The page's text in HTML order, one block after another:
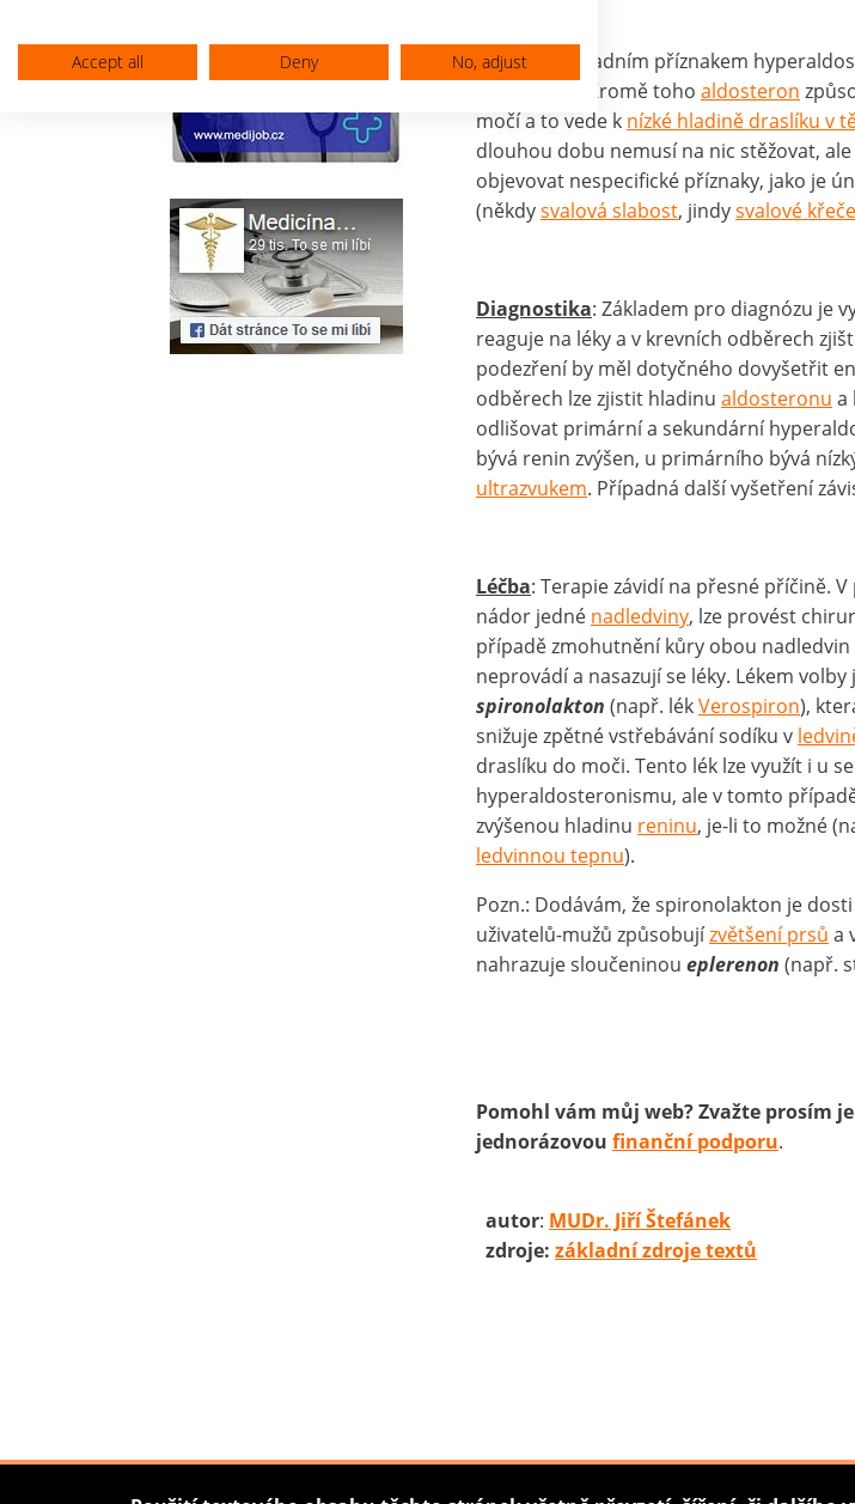
Projevy : Základním příznakem
komplikace. Kromě toho aldosteron
močí a to vede k nízké hladině draslíku v
dlouhou dobu nemusí na nic stěžovat,
objevovat nespecifické příznaky, jako je
(někdysvalová slabost, jindysvalové křeče
Diagnostika: Základem pro diagnózu je
reaguje na léky a v krevních odběrech
podezření by měl dotyčného dovyšetřit
odběrech lze zjistit hladinu aldosteronu a
odlišovat primární a sekundární
bývá renin zvýšen, u primárního bývá
ultrazvukem. Případná další vyšetření
Léčba: Terapie závidí na přesné příčině.
nádor jedné nadledviny, lze provést
případě zmohutnění kůry obou
neprovádí a nasazují se léky. Lékem volby
spironolakton (např. lékVerospiron),
snižuje zpětné vstřebávání sodíku v
draslíku do moči. Tento lék lze využít i u
hyperaldosteronismu, ale v tomto
zvýšenou hladinu reninu, je-li to možné
ledvinnou tepnu).
Pozn.: Dodávám, že spironolakton je
uživatelů-mužů způsobujízvětšení prsů a
nahrazuje sloučeninou eplerenon (např.
Pomohl vám můj web? Zvažte prosím
jednorázovou finanční podporu.
autor: MUDr. Jiří Štefánek
zdroje: základní zdroje textů
Accept all Deny No, adjust